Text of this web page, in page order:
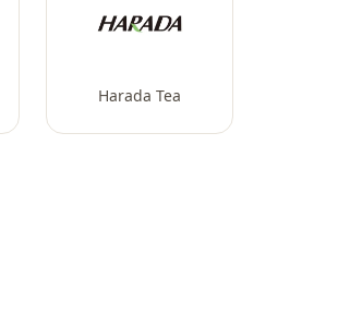
Harada Tea